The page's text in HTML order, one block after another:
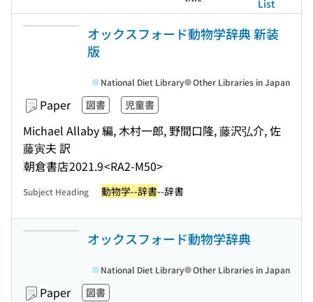
List
オックスフォード動物学辞典 新装
版
Paper 図書 児童書
Michael Allaby 編, 木村一郎, 野間口隆, 藤沢弘介, 佐
藤寅夫 訳
朝倉書店2021.9<RA2-M50>
National Diet Library Other Libraries in Japan
Subject Heading 動物学--辞書--辞書
オックスフォード動物学辞典
Paper 図書
National Diet Library Other Libraries in Japan